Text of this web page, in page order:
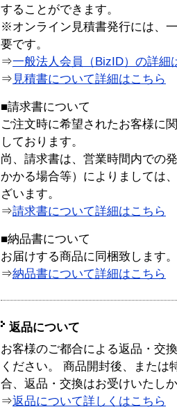
することができます。
※オンライン見積書発行には、
要です。
⇒一般法人会員（BizID）の詳細
⇒ 見積書について詳細はこちら
■請求書について
ご注文時に希望されたお客様に
しております。
尚、請求書は、営業時間内での
かかる場合等）によりましては
ざいます。
⇒請求書について詳細はこちら
■納品書について
お届けする商品に同梱致します。
⇒納品書について詳細はこちら
返品について
お客様のご都合による返品・交
ください。 商品開封後、または
合、返品・交換はお受けいたし
⇒返品について詳しくはこちら